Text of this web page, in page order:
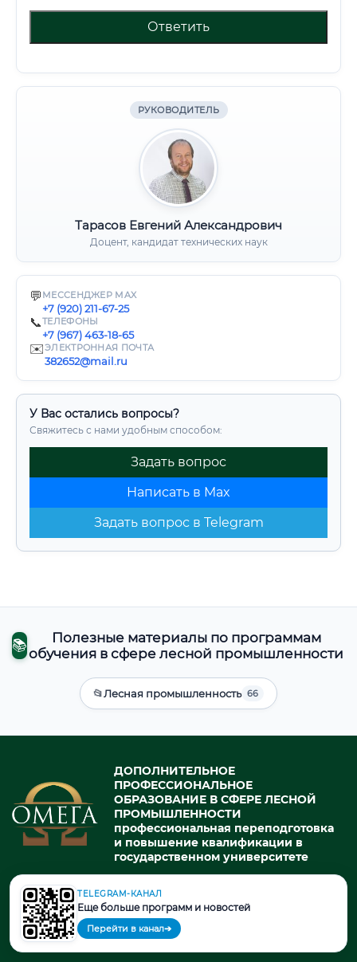
Ответить
РУКОВОДИТЕЛЬ
Тарасов Евгений Александрович
Доцент, кандидат технических наук
💬 МЕССЕНДЖЕР MAX
+7 (920) 211-67-25
📞ТЕЛЕФОНЫ
+7 (967) 463-18-65
✉️ЭЛЕКТРОННАЯ ПОЧТА
382652@mail.ru
У Вас остались вопросы?
Свяжитесь с нами удобным способом:
Задать вопрос
Написать в Max
Задать вопрос в Telegram
📚
Полезные материалы по программам
обучения в сфере лесной промышленности
📂Лесная промышленность 66
ДОПОЛНИТЕЛЬНОЕ
ПРОФЕССИОНАЛЬНОЕ
ОБРАЗОВАНИЕ В СФЕРЕ ЛЕСНОЙ
ПРОМЫШЛЕННОСТИ
профессиональная переподготовка
и повышение квалификации в
государственном университете
© 2026. При использовании материалов портала активная ссылка
на источник обязательна.
TELEGRAM-КАНАЛ
Еще больше программ и новостей
Перейти в канал➔